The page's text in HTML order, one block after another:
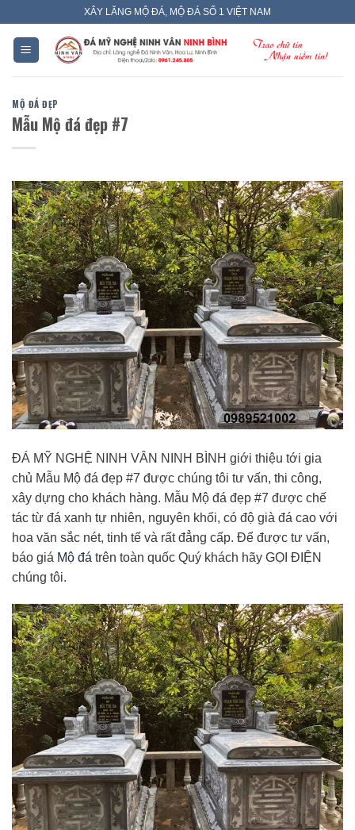
content
XÂY LĂNG MỘ ĐÁ, MỘ ĐÁ SỐ 1 VIỆT NAM
MỘ ĐÁ ĐẸP
Mẫu Mộ đá đẹp #7
ĐÁ MỸ NGHỆ NINH VÂN NINH BÌNH giới thiệu tới gia
chủ Mẫu Mộ đá đẹp #7 được chúng tôi tư vấn, thi công,
xây dựng cho khách hàng. Mẫu Mộ đá đẹp #7 được chế
tác từ đá xanh tự nhiên, nguyên khối, có độ già đá cao với
hoa văn sắc nét, tinh tế và rất đẳng cấp. Để được tư vấn,
báo giá Mộ đá trên toàn quốc Quý khách hãy GỌI ĐIỆN
chúng tôi.